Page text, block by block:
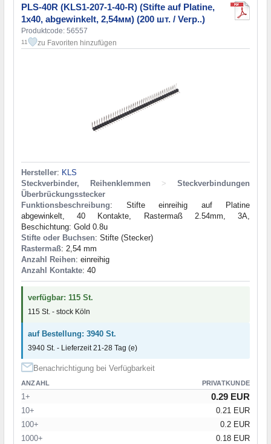
PLS-40R (KLS1-207-1-40-R) (Stifte auf Platine,
1х40, abgewinkelt, 2,54мм) (200 шт. / Verp..)
Produktcode: 56557
11 zu Favoriten hinzufügen
Hersteller: KLS
Steckverbinder, Reihenklemmen
>
Steckverbindungen
Überbrückungsstecker
Funktionsbeschreibung: Stifte einreihig auf Platine
abgewinkelt, 40 Kontakte, Rastermaß 2.54mm, 3A,
Beschichtung: Gold 0.8u
Stifte oder Buchsen: Stifte (Stecker)
Rastermaß: 2,54 mm
Anzahl Reihen: einreihig
Anzahl Kontakte: 40
verfügbar: 115 St.
115 St. - stock Köln
auf Bestellung: 3940 St.
3940 St. - Lieferzeit 21-28 Tag (e)
Benachrichtigung bei Verfügbarkeit
ANZAHL PRIVATKUNDE
1+ 0.29 EUR
10+
0.21 EUR
100+
0.2 EUR
1000+
0.18 EUR